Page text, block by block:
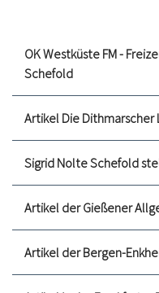
OK Westküste FM -
Schefold
Artikel Die Dithmarscher
Sigrid Nolte Schefold
Artikel der Gießener
Artikel der Bergen-